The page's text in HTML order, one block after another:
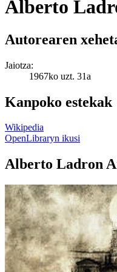
Alberto
Autorearen
Jaiotza:
1967ko uzt. 31a
Kanpoko estekak
Wikipedia
OpenLibraryn ikusi
Alberto Ladron